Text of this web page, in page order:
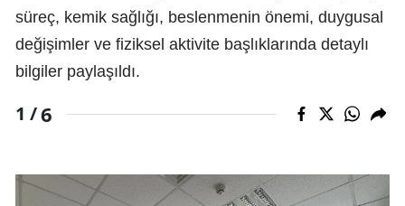
süreç, kemik sağlığı, beslenmenin önemi, duygusal
değişimler ve fiziksel aktivite başlıklarında detaylı
bilgiler paylaşıldı.
1 /6